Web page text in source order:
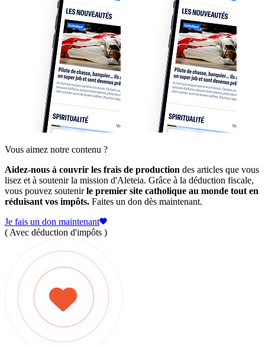
Vous aimez notre contenu ?
Aidez-nous à couvrir les frais de production des articles que vous
lisez et à soutenir la mission d'Aleteia. Grâce à la déduction fiscale,
vous pouvez soutenirle premier site catholique au monde tout en
réduisant vos impôts. Faites un don dès maintenant.
Je fais un don maintenant
( Avec déduction d'impôts )